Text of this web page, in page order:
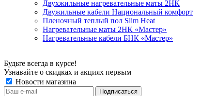
Двухжильные нагревательные маты 2НК
Двужильные кабели Национальный комфорт
Пленочный теплый пол Slim Heat
Нагревательные маты 2НК «Мастер»
Нагревательные кабели БНК «Мастер»
Будьте всегда в курсе!
Узнавайте о скидках и акциях первым
Новости магазина